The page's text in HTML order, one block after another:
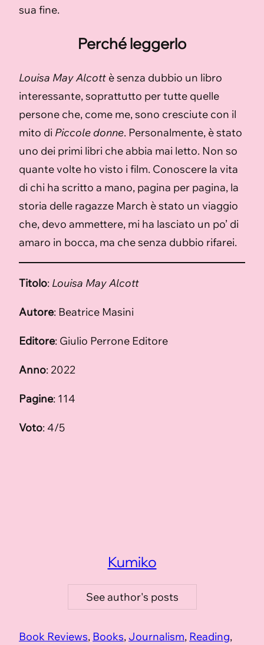
sua fine.
Perché leggerlo
Louisa May Alcott è senza dubbio un libro
interessante, soprattutto per tutte quelle
persone che, come me, sono cresciute con il
mito di Piccole donne. Personalmente, è stato
uno dei primi libri che abbia mai letto. Non so
quante volte ho visto i film. Conoscere la vita
di chi ha scritto a mano, pagina per pagina, la
storia delle ragazze March è stato un viaggio
che, devo ammettere, mi ha lasciato un po’ di
amaro in bocca, ma che senza dubbio rifarei.
Titolo: Louisa May Alcott
Autore: Beatrice Masini
Editore: Giulio Perrone Editore
Anno: 2022
Pagine: 114
Voto: 4/5
Kumiko
See author's posts
Book Reviews, Books, Journalism, Reading